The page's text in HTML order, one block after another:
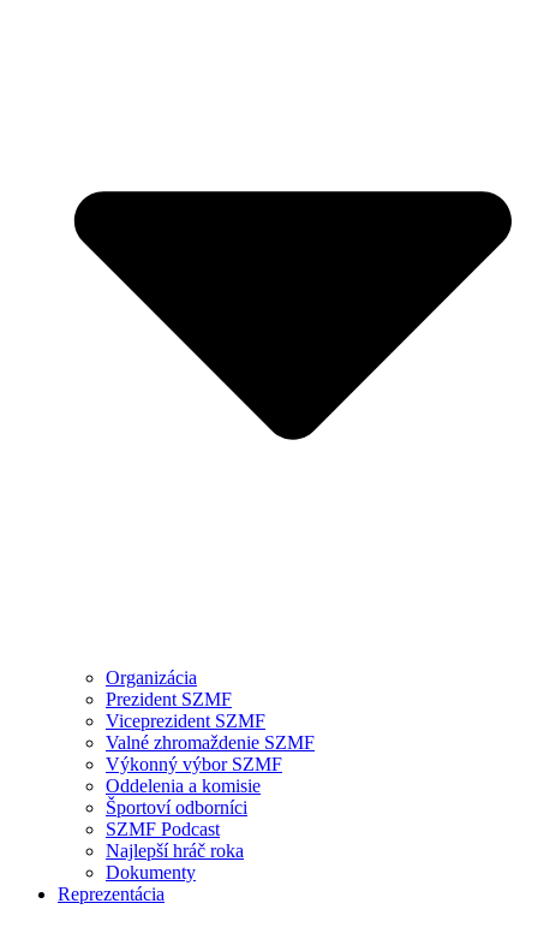
Organizácia
Prezident SZMF
Viceprezident SZMF
Valné zhromaždenie SZMF
Výkonný výbor SZMF
Oddelenia a komisie
Športoví odborníci
SZMF Podcast
Najlepší hráč roka
Dokumenty
Reprezentácia